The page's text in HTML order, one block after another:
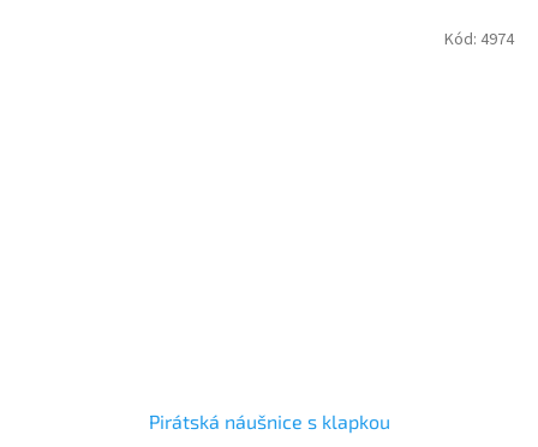
Pirátská náušnice s klapkou
Kód: 4974